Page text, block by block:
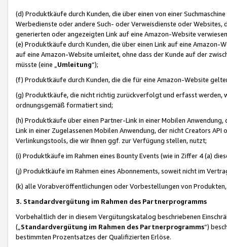
(d) Produktkäufe durch Kunden, die über einen von einer
Werbedienste oder andere Such- oder Verweisdienste oder Websites,
generierten oder angezeigten Link auf eine Amazon-Website
(e) Produktkäufe durch Kunden, die über einen Link auf eine
auf eine Amazon-Website umleitet, ohne dass der Kunde auf der
müsste (eine „ Umleitung“);
(f) Produktkäufe durch Kunden, die die für eine Amazon-Website
(g) Produktkäufe, die nicht richtig zurückverfolgt und erfasst werden,
ordnungsgemäß formatiert sind;
(h) Produktkäufe über einen Partner-Link in einer Mobilen
Link in einer Zugelassenen Mobilen Anwendung, der nicht Creators
Verlinkungstools, die wir Ihnen ggf. zur Verfügung stellen, nutzt;
(i) Produktkäufe im Rahmen eines Bounty Events (wie in Ziffer 4 (a)
(j) Produktkäufe im Rahmen eines Abonnements, soweit nicht im
(k) alle Vorabveröffentlichungen oder Vorbestellungen von
3. Standardvergütung im Rahmen des Partnerprogramms
Vorbehaltlich der in diesem Vergütungskatalog beschriebenen
(„ Standardvergütung im Rahmen des Partnerprogramms“)
bestimmten Prozentsatzes der Qualifizierten Erlöse.